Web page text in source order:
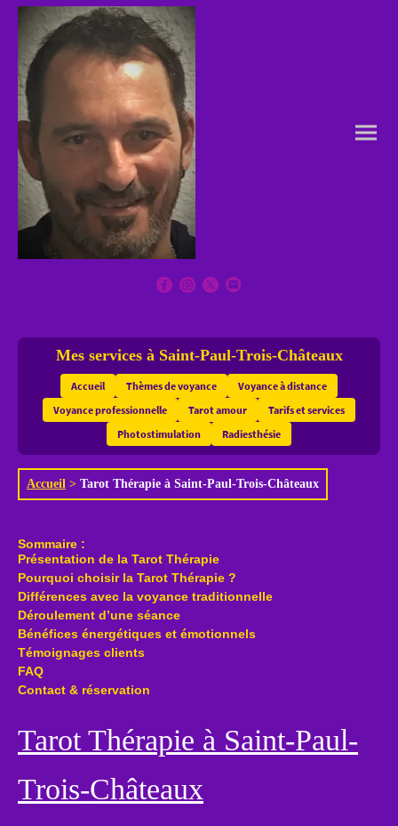
Mes services à Saint-Paul-Trois-Châteaux
Accueil Thèmes de voyance
Voyance à distance
Voyance professionnelle
Tarot amour
Tarifs et services
Photostimulation
Radiesthésie
Accueil > Tarot Thérapie à Saint-Paul-Trois-Châteaux
Sommaire :
Présentation de la Tarot Thérapie
Pourquoi choisir la Tarot Thérapie ?
Différences avec la voyance traditionnelle
Déroulement d’une séance
Bénéfices énergétiques et émotionnels
Témoignages clients
FAQ
Contact & réservation
Tarot Thérapie à Saint-Paul-
Trois-Châteaux